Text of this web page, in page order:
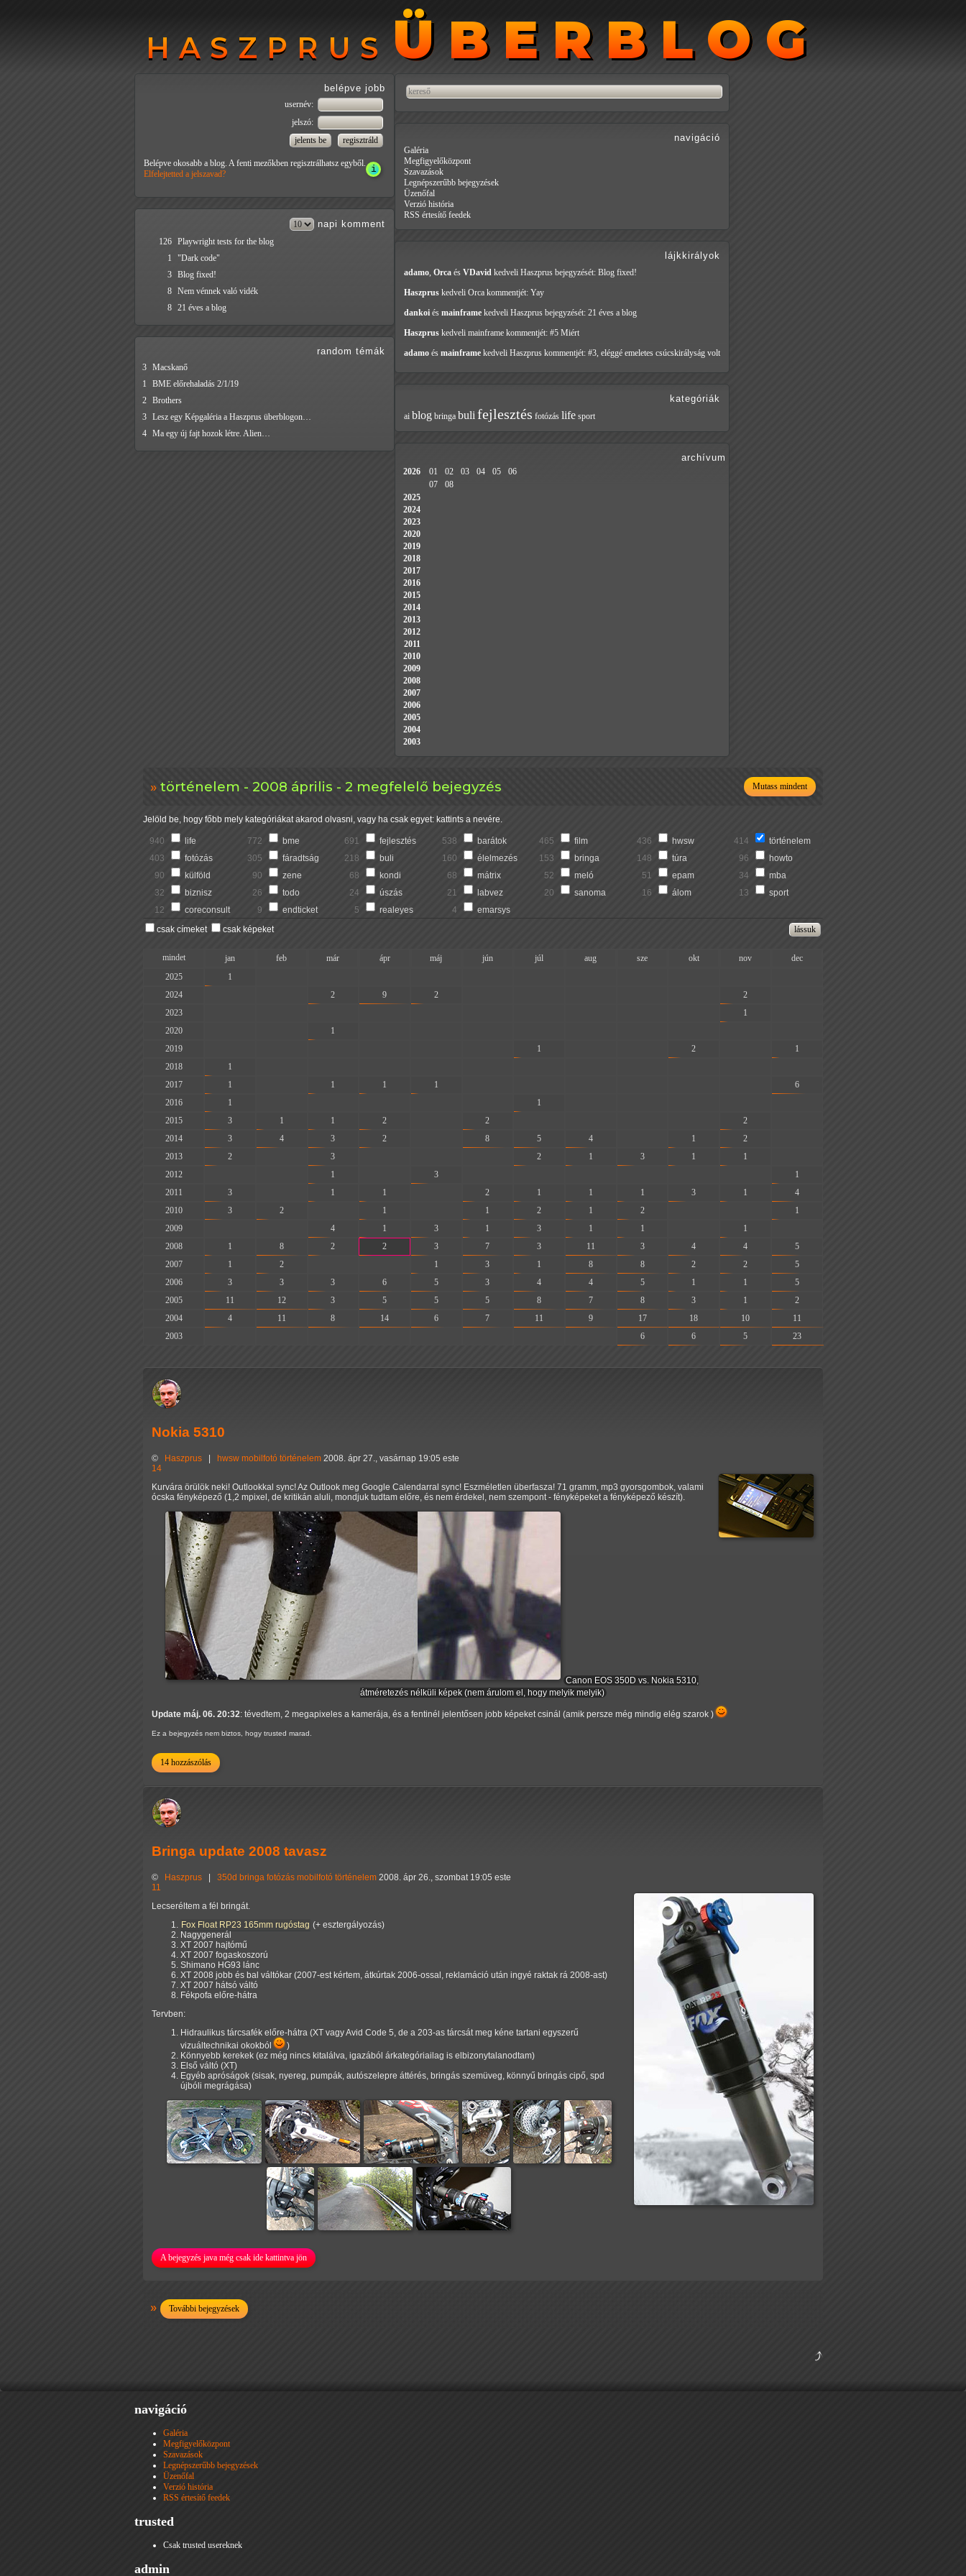
HASZPRUS ÜBERBLOG
HASZPRUS ÜBERBLOG
történelem - 2008 április - 2 megfelelő bejegyzés Mutass mindent
Jelöld be, hogy főbb mely kategóriákat akarod olvasni, vagy ha csak egyet: kattints a nevére.
940 life 772 bme 691 fejlesztés 538 barátok 465 film 436 hwsw 414
történelem
403
fotózás 305 fáradtság 218 buli 160 élelmezés 153 bringa 148 túra 96
howto
90
külföld 90 zene 68 kondi 68 mátrix 52 meló 51 epam 34
mba
32
biznisz 26 todo 24 úszás 21 labvez 20 sanoma 16 álom 13
sport
12
coreconsult 9 endticket 5 realeyes 4
emarsys
csak címeket
csak képeket
mindet jan feb már ápr máj jún júl aug sze okt nov
dec
2025
1
2024
2 9 2 2
2023
1
2020
1
2019
1 2
1
2018
1
2017
1 1 1 1
6
2016
1 1
2015
3 1 1 2 2 2
2014
3 4 3 2 8 5 4 1 2
2013
2 3 2 1 3 1 1
2012
1 3
1
2011
3 1 1 2 1 1 1 3 1
4
2010
3 2 1 1 2 1 2
1
2009
4 1 3 1 3 1 1 1
2008
1 8 2 2 3 7 3 11 3 4 4
5
2007
1 2 1 3 1 8 8 2 2
5
2006
3 3 3 6 5 3 4 4 5 1 1
5
2005
11 12 3 5 5 5 8 7 8 3 1
2
2004
4 11 8 14 6 7 11 9 17 18 10
11
2003
6 6 5 23
Nokia 5310
© Haszprus hwsw mobilfotó történelem 2008. ápr 27., vasárnap 19:05 este
14
Kurvára örülök neki! Outlookkal sync! Az Outlook meg Google Calendarral sync! Eszméletlen überfasza! 71 gramm, mp3 gyorsgombok, valami
ócska fényképező (1,2 mpixel, de kritikán aluli, mondjuk tudtam előre, és nem érdekel, nem szempont - fényképeket a fényképező készít).
Canon EOS 350D vs. Nokia 5310,
átméretezés nélküli képek (nem árulom el, hogy melyik melyik)
Update máj. 06. 20:32: tévedtem, 2 megapixeles a kamerája, és a fentinél jelentősen jobb képeket csinál (amik persze még mindig elég szarok )
Ez a bejegyzés nem biztos, hogy trusted marad.
14 hozzászólás
Bringa update 2008 tavasz
© Haszprus 350d bringa fotózás mobilfotó történelem 2008. ápr 26., szombat 19:05 este
11
Lecseréltem a fél bringát.
Fox Float RP23 165mm rugóstag (+ esztergályozás)
Nagygenerál
XT 2007 hajtómű
XT 2007 fogaskoszorú
Shimano HG93 lánc
XT 2008 jobb és bal váltókar (2007-est kértem, átkúrtak 2006-ossal, reklamáció után ingyé raktak rá 2008-ast)
XT 2007 hátsó váltó
Fékpofa előre-hátra
Tervben:
Hidraulikus tárcsafék előre-hátra (XT vagy Avid Code 5, de a 203-as tárcsát meg kéne tartani egyszerű
vizuáltechnikai okokból
)
Könnyebb kerekek (ez még nincs kitalálva, igazából árkategóriailag is elbizonytalanodtam)
Első váltó (XT)
Egyéb apróságok (sisak, nyereg, pumpák, autószelepre áttérés, bringás szemüveg, könnyű bringás cipő, spd
újbóli megrágása)
A bejegyzés java még csak ide kattintva jön
További bejegyzések
belépve jobb
usernév:
jelszó:
Belépve okosabb a blog. A fenti mezőkben regisztrálhatsz egyből.
Elfelejtetted a jelszavad?
napi komment
126 Playwright tests for the blog
1
"Dark code"
3 Blog fixed!
8 Nem vénnek való vidék
8 21 éves a blog
random témák
3 Macskanő
1
BME előrehaladás 2/1/19
2 Brothers
3 Lesz egy Képgaléria a Haszprus überblogon…
4 Ma egy új fajt hozok létre. Alien…
navigáció
Galéria
Megfigyelőközpont
Szavazások
Legnépszerűbb bejegyzések
Üzenőfal
Verzió história
RSS értesítő feedek
lájkkirályok
adamo, Orca és VDavid kedveli Haszprus bejegyzését: Blog fixed!
Haszprus kedveli Orca kommentjét: Yay
dankoi és mainframe kedveli Haszprus bejegyzését: 21 éves a blog
Haszprus kedveli mainframe kommentjét: #5 Miért
adamo és mainframe kedveli Haszprus kommentjét: #3, eléggé emeletes csúcskirályság volt
kategóriák
ai blog bringa buli fejlesztés fotózás life sport
archívum
2026 01 02 03 04 05
06
07
08
2025
2024
2023
2020
2019
2018
2017
2016
2015
2014
2013
2012
2011
2010
2009
2008
2007
2006
2005
2004
2003
navigáció
Galéria
Megfigyelőközpont
Szavazások
Legnépszerűbb bejegyzések
Üzenőfal
Verzió história
RSS értesítő feedek
trusted
Csak trusted usereknek
admin